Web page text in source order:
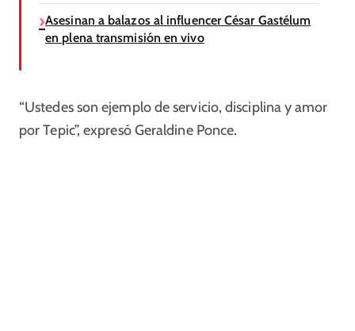
Asesinan a balazos al influencer César Gastélum
en plena transmisión en vivo
“Ustedes son ejemplo de servicio, disciplina y amor
por Tepic”, expresó Geraldine Ponce.